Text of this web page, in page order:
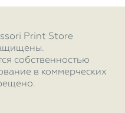
Print Store
собственностью
в коммерческих